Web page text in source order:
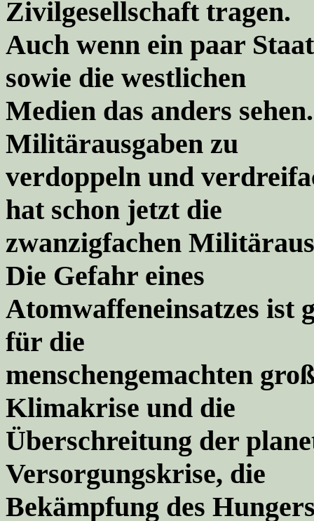
Zivilgesellschaft tragen.
Auch wenn ein paar
sowie die westlichen
Medien das anders
Militärausgaben zu
verdoppeln und
hat schon jetzt die
zwanzigfachen
Die Gefahr eines
Atomwaffeneinsatzes ist
für die
menschengemachten
Klimakrise und die
Überschreitung der
Versorgungskrise, die
Bekämpfung des